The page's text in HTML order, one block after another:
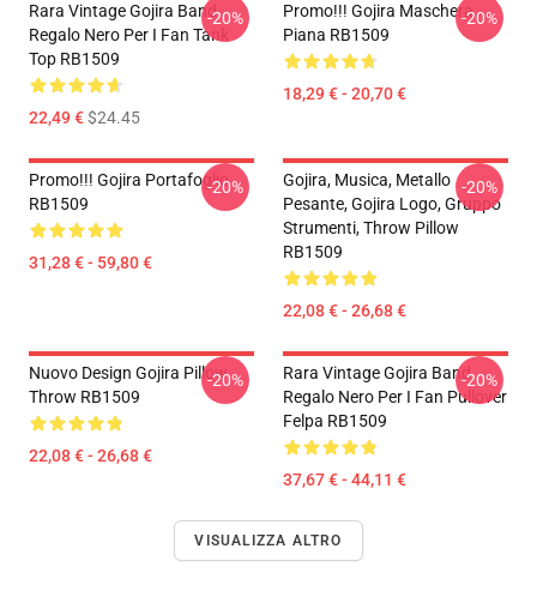
Rara Vintage Gojira Band
Regalo Nero Per I Fan Tank
Top RB1509
22,49 €$24.45
-20%
Promo!!! Gojira Maschera
Piana RB1509
18,29 € - 20,70 €
-20%
Promo!!! Gojira Portafoglio
RB1509
31,28 € - 59,80 €
-20%
Gojira, Musica, Metallo
Pesante, Gojira Logo, Gruppo
Strumenti, Throw Pillow
RB1509
22,08 € - 26,68 €
-20%
Nuovo Design Gojira Pillow
Throw RB1509
22,08 € - 26,68 €
-20%
Rara Vintage Gojira Band
Regalo Nero Per I Fan Pullover
Felpa RB1509
37,67 € - 44,11 €
-20%
VISUALIZZA ALTRO